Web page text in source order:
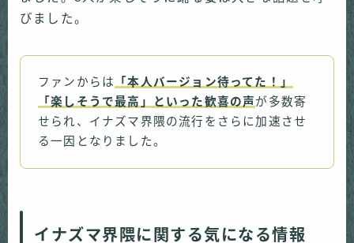
びました。
ファンからは
「本人バージョン待ってた！」
「楽しそうで最高」といった歓喜の声が多数寄
せられ、イナズマ界隈の流行をさらに加速させ
る一因となりました。
イナズマ界隈に関する気になる情報